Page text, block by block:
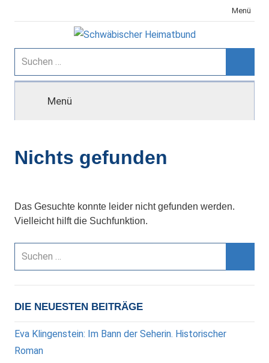
Inhalt
Menü
Schwäbischer
Heimatbund
Suchen
nach:
Menü
Nichts gefunden
Das Gesuchte konnte leider nicht gefunden werden.
Vielleicht hilft die Suchfunktion.
Suchen
nach:
DIE NEUESTEN BEITRÄGE
Eva Klingenstein: Im Bann der Seherin. Historischer
Roman